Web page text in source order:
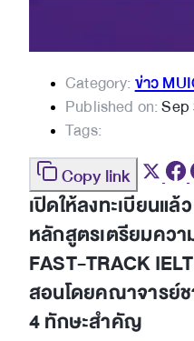
Category:ข่าว
Published on:Sep
Tags:
Copy link
เปิดให้ลงทะเบียนแล้ว
หลักสูตรเตรียมคว
FAST-TRACK
สอนโดยคณาจารย์
4 ทักษะสำคัญ